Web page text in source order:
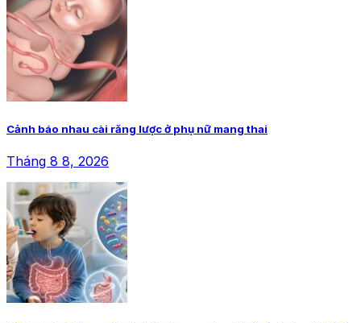
Cảnh báo nhau cài răng lược ở phụ nữ mang thai
Tháng 8 8, 2026